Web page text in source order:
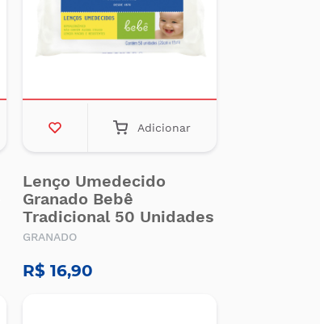
Adicionar
Lenço Umedecido
Granado Bebê
Tradicional 50 Unidades
GRANADO
R$ 16,90